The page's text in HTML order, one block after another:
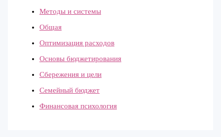
Методы и системы
Общая
Оптимизация расходов
Основы бюджетирования
Сбережения и цели
Семейный бюджет
Финансовая психология